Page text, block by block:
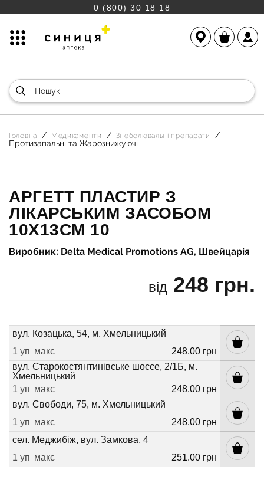
0 (800) 30 18 18
Головна Медикаменти Знеболювальні препарати
Протизапальні та Жарознижуючі
АРГЕТТ ПЛАСТИР З
ЛІКАРСЬКИМ ЗАСОБОМ
10Х13СМ 10
Виробник: Delta Medical Promotions AG, Швейцарія
від 248 грн.
вул. Козацька, 54, м. Хмельницький
1 уп макс
248.00 грн
вул. Старокостянтинівське шоссе, 2/1Б, м.
Хмельницький
1 уп макс
248.00 грн
вул. Свободи, 75, м. Хмельницький
1 уп макс
248.00 грн
сел. Меджибіж, вул. Замкова, 4
1 уп макс 251.00 грн